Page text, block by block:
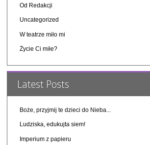
Od Redakcji
Uncategorized
W teatrze miło mi
Życie Ci miłe?
Latest Posts
Boże, przyjmij te dzieci do Nieba...
Ludziska, edukujta siem!
Imperium z papieru